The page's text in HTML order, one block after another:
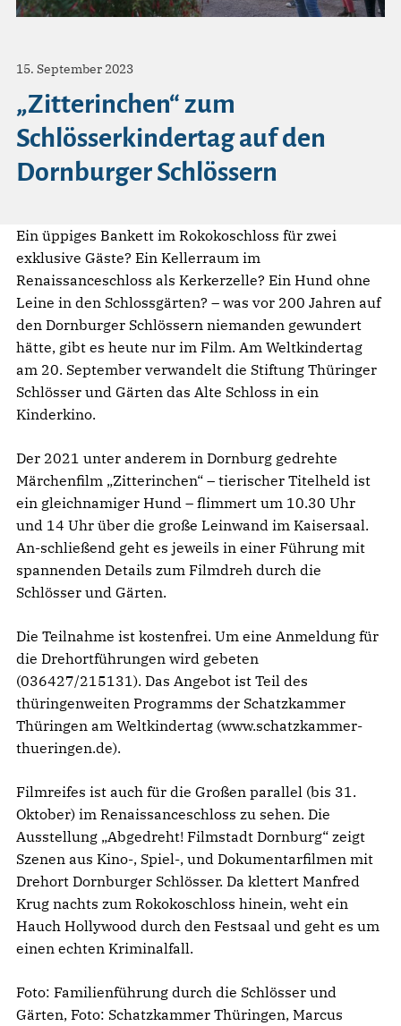
15. September 2023
„Zitterinchen“ zum
Schlösserkindertag auf den
Dornburger Schlössern
Ein üppiges Bankett im Rokokoschloss für zwei
exklusive Gäste? Ein Kellerraum im
Renaissanceschloss als Kerkerzelle? Ein Hund ohne
Leine in den Schlossgärten? – was vor 200 Jahren auf
den Dornburger Schlössern niemanden gewundert
hätte, gibt es heute nur im Film. Am Weltkindertag
am 20. September verwandelt die Stiftung Thüringer
Schlösser und Gärten das Alte Schloss in ein
Kinderkino.
Der 2021 unter anderem in Dornburg gedrehte
Märchenfilm „Zitterinchen“ – tierischer Titelheld ist
ein gleichnamiger Hund – flimmert um 10.30 Uhr
und 14 Uhr über die große Leinwand im Kaisersaal.
An-schließend geht es jeweils in einer Führung mit
spannenden Details zum Filmdreh durch die
Schlösser und Gärten.
Die Teilnahme ist kostenfrei. Um eine Anmeldung für
die Drehortführungen wird gebeten
(036427/215131). Das Angebot ist Teil des
thüringenweiten Programms der Schatzkammer
Thüringen am Weltkindertag (www.schatzkammer-
thueringen.de).
Filmreifes ist auch für die Großen parallel (bis 31.
Oktober) im Renaissanceschloss zu sehen. Die
Ausstellung „Abgedreht! Filmstadt Dornburg“ zeigt
Szenen aus Kino-, Spiel-, und Dokumentarfilmen mit
Drehort Dornburger Schlösser. Da klettert Manfred
Krug nachts zum Rokokoschloss hinein, weht ein
Hauch Hollywood durch den Festsaal und geht es um
einen echten Kriminalfall.
Foto: Familienführung durch die Schlösser und
Gärten, Foto: Schatzkammer Thüringen, Marcus